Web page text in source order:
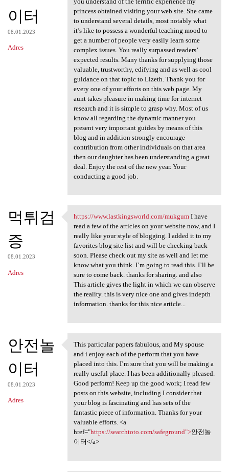
이터
08.01.2023
Adres
princess obtained visiting your web site. She came
to understand several details, most notably what
it’s like to possess a wonderful teaching mood to
get a number of people very easily learn some
complex issues. You really surpassed readers’
expected results. Many thanks for supplying those
valuable, trustworthy, edifying and as well as cool
guidance on that topic to Lizeth. Thank you for
every one of your efforts on this web page. My
aunt takes pleasure in making time for internet
research and it is simple to grasp why. Most of us
know all regarding the dynamic manner you
present very important guides by means of this
blog and in addition strongly encourage
contribution from other individuals on that area
then our daughter has been understanding a great
deal. Enjoy the rest of the new year. Your
conducting a good job.
먹튀검
증
08.01.2023
Adres
https://www.lastkingsworld
https://www.lastkingsworld.com/mukgumI have
read a few of the articles on your website now, and I
really like your style of blogging. I added it to my
favorites blog site list and will be checking back
soon. Please check out my site as well and let me
know what you think. I’m going to read this. I’ll be
sure to come back. thanks for sharing. and also
This article gives the light in which we can observe
the reality. this is very nice one and gives indepth
information. thanks for this nice article...
안전놀
이터
08.01.2023
Adres
This particular papers
This particular papers fabulous, and My spouse
and i enjoy each of the perform that you have
placed into this. I’m sure that you will be making a
really useful place. I has been additionally pleased.
Good perform! Keep up the good work; I read few
posts on this website, including I consider that
your blog is fascinating and has sets of the
fantastic piece of information. Thanks for your
valuable efforts. <a
href="https://searchtoto.com/safeground">안전놀
이터</a>